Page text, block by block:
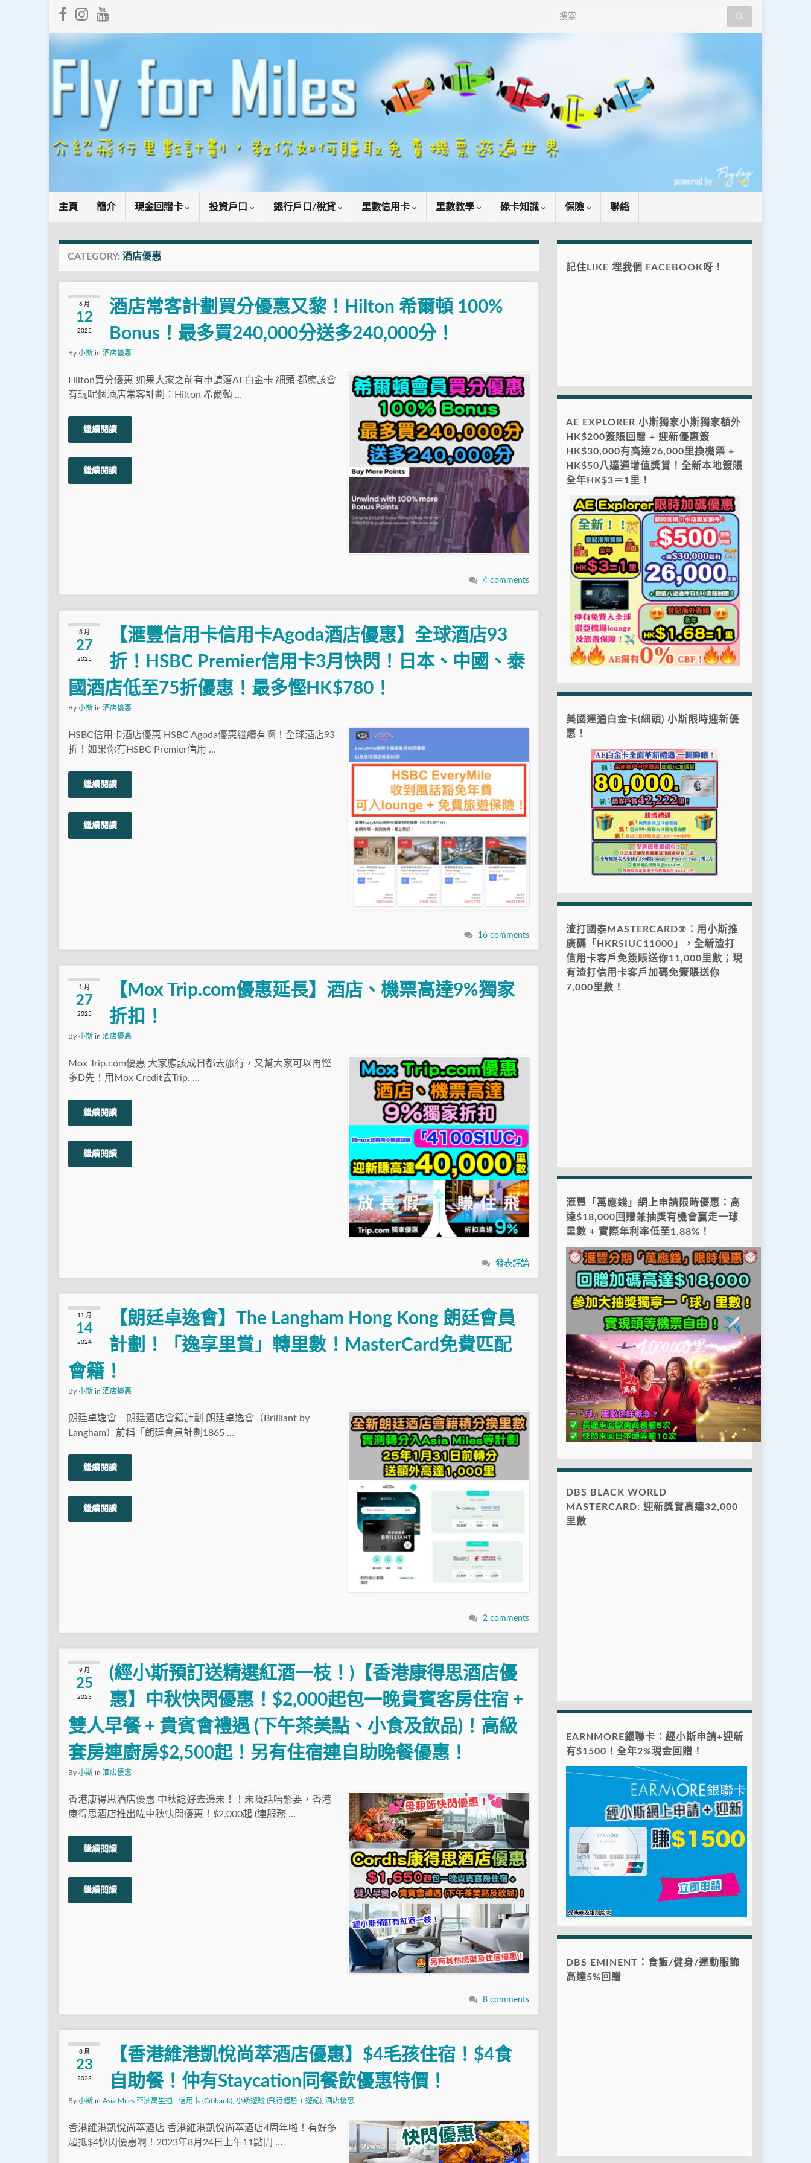
Search for:
主頁 簡介 現金回贈卡 投資戶口 銀行戶口/稅貸 里數信用卡 里數教學 碌卡知識 保險 聯絡
CATEGORY: 酒店優惠
6 月
12
2025
酒店常客計劃買分優惠又黎！Hilton 希爾頓 100%
Bonus！最多買240,000分送多240,000分！
By 小斯 in 酒店優惠
Hilton買分優惠 如果大家之前有申請落AE白金卡 細頭 都應該會
有玩呢個酒店常客計劃：Hilton 希爾頓 …
繼續閱讀
繼續閱讀
4 comments
3 月
27
2025
【滙豐信用卡信用卡Agoda酒店優惠】全球酒店93
折！HSBC Premier信用卡3月快閃！日本、中國、泰
國酒店低至75折優惠！最多慳HK$780！
By 小斯 in 酒店優惠
HSBC信用卡酒店優惠 HSBC Agoda優惠繼續有啊！全球酒店93
折！如果你有HSBC Premier信用 …
繼續閱讀
繼續閱讀
16 comments
1 月
27
2025
【Mox Trip.com優惠延長】酒店、機票高達9%獨家
折扣！
By 小斯 in 酒店優惠
Mox Trip.com優惠 大家應該成日都去旅行，又幫大家可以再慳
多D先！用Mox Credit去Trip. …
繼續閱讀
繼續閱讀
發表評論
11 月
14
2024
【朗廷卓逸會】The Langham Hong Kong 朗廷會員
計劃！「逸享里賞」轉里數！MasterCard免費匹配
會籍！
By 小斯 in 酒店優惠
朗廷卓逸會－朗廷酒店會籍計劃 朗廷卓逸會（Brilliant by
Langham）前稱「朗廷會員計劃1865 …
繼續閱讀
繼續閱讀
2 comments
9 月
25
2023
(經小斯預訂送精選紅酒一枝！)【香港康得思酒店優
惠】中秋快閃優惠！$2,000起包一晚貴賓客房住宿 +
雙人早餐 + 貴賓會禮遇 (下午茶美點、小食及飲品)！高級
套房連廚房$2,500起！另有住宿連自助晚餐優惠！
By 小斯 in 酒店優惠
香港康得思酒店優惠 中秋諗好去邊未！！未嘅話唔緊要，香港
康得思酒店推出咗中秋快閃優惠！$2,000起 (連服務 …
繼續閱讀
繼續閱讀
8 comments
8 月
23
2023
【香港維港凱悅尚萃酒店優惠】$4毛孩住宿！$4食
自助餐！仲有Staycation同餐飲優惠特價！
By 小斯 in Asia Miles 亞洲萬里通 - 信用卡 (Citibank) 小斯遊蹤 (飛行體驗 + 遊記) 酒店優惠
香港維港凱悅尚萃酒店 香港維港凱悅尚萃酒店4周年啦！有好多
超抵$4快閃優惠啊！2023年8月24日上午11點開 …
記住LIKE 埋我個 FACEBOOK呀！
AE EXPLORER 小斯獨家小斯獨家額外
HK$200簽賬回贈 + 迎新優惠簽
HK$30,000有高達26,000里換機票 +
HK$50八達通增值獎賞！全新本地簽賬
全年HK$3＝1里！
美國運通白金卡(細頭) 小斯限時迎新優
惠！
渣打國泰MASTERCARD®：用小斯推
廣碼「HKRSIUC11000」，全新渣打
信用卡客戶免簽賬送你11,000里數；現
有渣打信用卡客戶加碼免簽賬送你
7,000里數！
滙豐「萬應錢」網上申請限時優惠：高
達$18,000回贈兼抽獎有機會贏走一球
里數 + 實際年利率低至1.88%！
DBS BLACK WORLD
MASTERCARD: 迎新獎賞高達32,000
里數
EARNMORE銀聯卡：經小斯申請+迎新
有$1500！全年2%現金回贈！
DBS EMINENT：食飯/健身/運動服飾
高達5%回贈